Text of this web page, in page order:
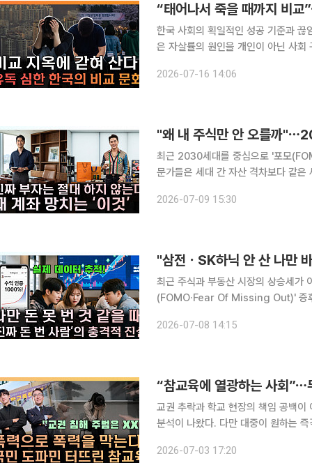
“태어나서 죽을 때까지 비
한국 사회의 획일적인 성공 기준과
은 자살률의 원인을 개인이 아닌 사회 구조
의 높은 자살률과 그 이면에 자리 잡
2026-07-16 14:06
"왜 내 주식만 안 오를까
최근 2030세대를 중심으로 '포모
문가들은 세대 간 자산 격차보다 같은 세대
의 자산 불안과 투자 심리, 세대 간 자
2026-07-09 15:30
"삼전ㆍSK하닉 안 산 나만
최근 주식과 부동산 시장의 상승세가
(FOMO·Fear Of Missing Out)' 증
2026-07-08 14:15
“참교육에 열광하는 사회
교권 추락과 학교 현장의 책임 공백이
분석이 나왔다. 다만 대중이 원하는
기자와 손윤희 박사는 1일 공개된 유
2026-07-03 17:20